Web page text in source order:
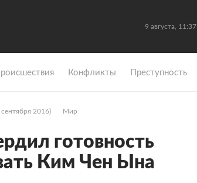
9 августа, 11:37
Конфликты Преступность
2016) Мир
готовность
Ким Чен Ына